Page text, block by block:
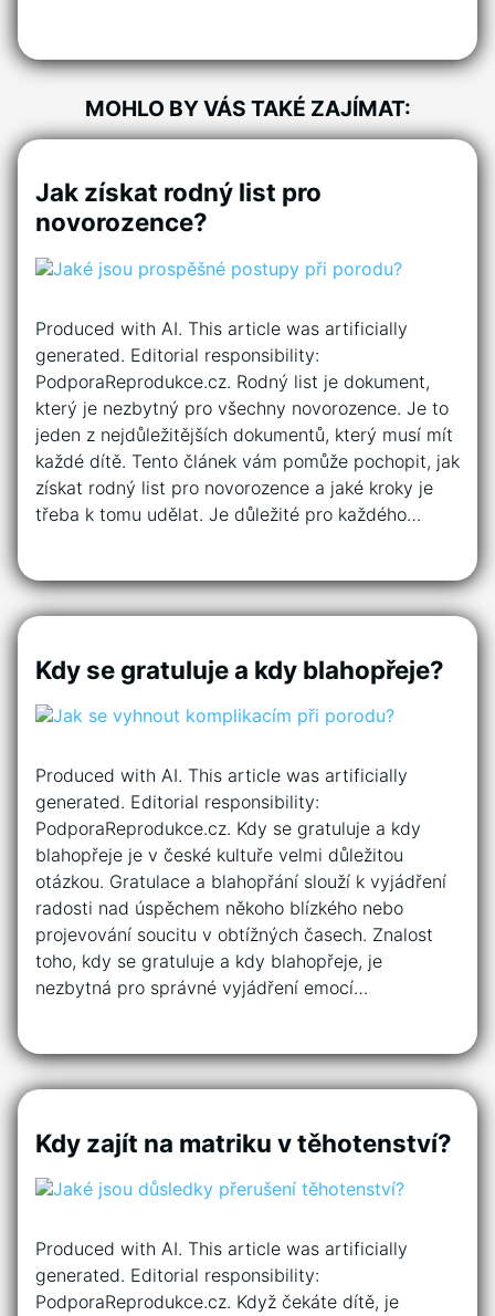
MOHLO BY VÁS TAKÉ ZAJÍMAT:
Jak získat rodný list pro
novorozence?
Produced with AI. This article was artificially
generated. Editorial responsibility:
PodporaReprodukce.cz. Rodný list je dokument,
který je nezbytný pro všechny novorozence. Je to
jeden z nejdůležitějších dokumentů, který musí mít
každé dítě. Tento článek vám pomůže pochopit, jak
získat rodný list pro novorozence a jaké kroky je
třeba k tomu udělat. Je důležité pro každého…
Kdy se gratuluje a kdy blahopřeje?
Produced with AI. This article was artificially
generated. Editorial responsibility:
PodporaReprodukce.cz. Kdy se gratuluje a kdy
blahopřeje je v české kultuře velmi důležitou
otázkou. Gratulace a blahopřání slouží k vyjádření
radosti nad úspěchem někoho blízkého nebo
projevování soucitu v obtížných časech. Znalost
toho, kdy se gratuluje a kdy blahopřeje, je
nezbytná pro správné vyjádření emocí…
Kdy zajít na matriku v těhotenství?
Produced with AI. This article was artificially
generated. Editorial responsibility:
PodporaReprodukce.cz. Když čekáte dítě, je